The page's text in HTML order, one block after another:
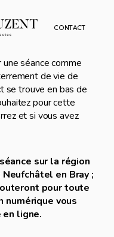
CONTACT
séance comme
de vie de
se trouve en bas de
pour cette
et si vous avez
sur la région
en Bray ;
pour toute
numérique vous
ligne.